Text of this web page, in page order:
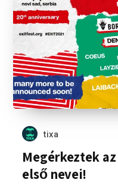
tixa
Megérkeztek
első nevei!